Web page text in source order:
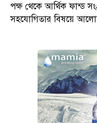
পক্ষ থেকে আর্থিক ফান্ড
সহযোগিতার বিষয়ে